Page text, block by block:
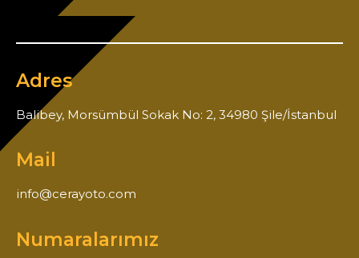
Adres
Balibey, Morsümbül Sokak No: 2, 34980 Şile/İstanbul
Mail
info@cerayoto.com
Numaralarımız